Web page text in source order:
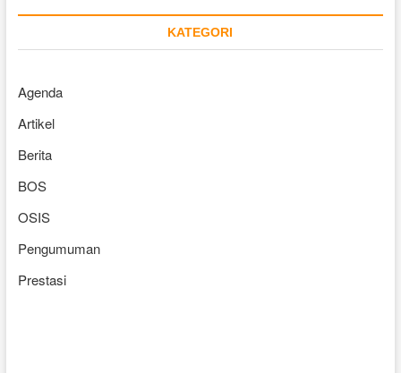
KATEGORI
Agenda
Artikel
Berita
BOS
OSIS
Pengumuman
Prestasi